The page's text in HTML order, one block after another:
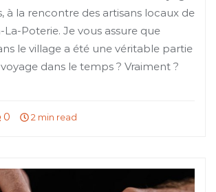
à la rencontre des artisans locaux de
Poterie. Je vous assure que
le village a été une véritable partie
dans le temps ? Vraiment ?
0 2 min read